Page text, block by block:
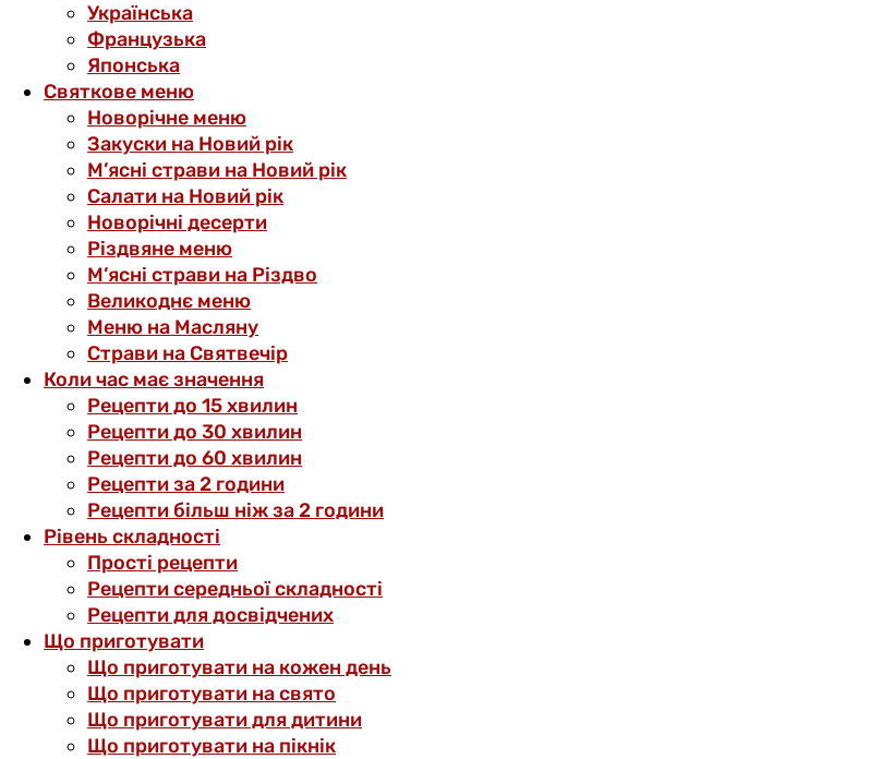
Українська
Французька
Японська
Святкове меню
Новорічне меню
Закуски на Новий рік
М’ясні страви на Новий рік
Салати на Новий рік
Новорічні десерти
Різдвяне меню
М’ясні страви на Різдво
Великоднє меню
Меню на Масляну
Страви на Святвечір
Коли час має значення
Рецепти до 15 хвилин
Рецепти до 30 хвилин
Рецепти до 60 хвилин
Рецепти за 2 години
Рецепти більш ніж за 2 години
Рівень складності
Прості рецепти
Рецепти середньої складності
Рецепти для досвідчених
Що приготувати
Що приготувати на кожен день
Що приготувати на свято
Що приготувати для дитини
Що приготувати на пікнік